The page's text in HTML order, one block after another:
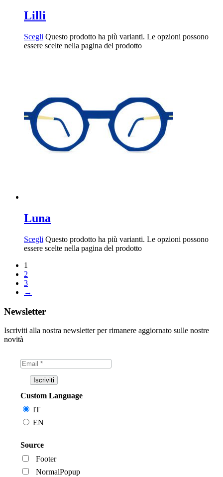
Lilli
Scegli Questo prodotto ha più varianti. Le opzioni possono
essere scelte nella pagina del prodotto
Luna
Scegli Questo prodotto ha più varianti. Le opzioni possono
essere scelte nella pagina del prodotto
1
2
3
→
Newsletter
Iscriviti alla nostra newsletter per rimanere aggiornato sulle nostre
novità
Custom Language
IT
EN
Source
Footer
NormalPopup